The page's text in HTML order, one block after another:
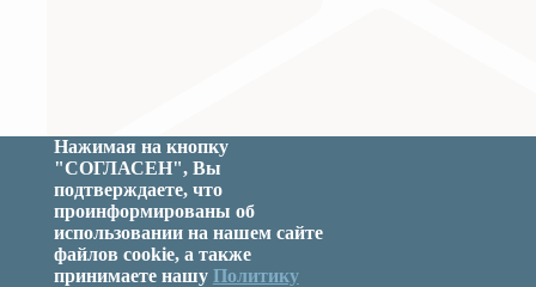
Нажимая на кнопку
"СОГЛАСЕН", Вы
подтверждаете, что
проинформированы об
использовании на нашем сайте
файлов cookie, а также
принимаете нашу Политику